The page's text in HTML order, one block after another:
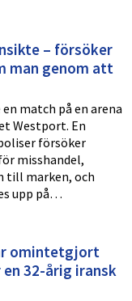
– försöker
man genom att
match på en arena
Westport. En
försöker
misshandel,
till marken, och
upp på…
omintetgjort
32-årig iransk